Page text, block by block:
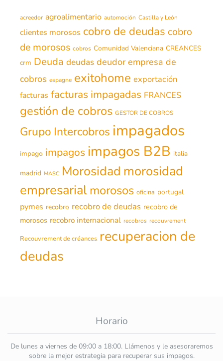
acreedor agroalimentario automoción Castilla y León
clientes morosos cobro de deudas cobro
de morosos cobros Comunidad Valenciana CREANCES
crm Deuda deudas deudor empresa de
cobros espagne exitohome exportación
facturas facturas impagadas FRANCES
gestión de cobros GESTOR DE COBROS
Grupo Intercobros impagados
impago impagos impagos B2B italia
madrid MASC Morosidad morosidad
empresarialmorosos oficina portugal
pymes recobro recobro de deudas recobro de
morosos recobro internacional recobros recouvrement
Recouvrement de créances recuperacion de
deudas
Horario
De lunes a viernes de 09:00 a 18:00. Llámenos y le asesoraremos
sobre la mejor estrategia para recuperar sus impagos.